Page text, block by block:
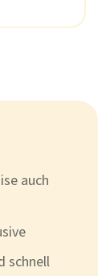
auch
schnell